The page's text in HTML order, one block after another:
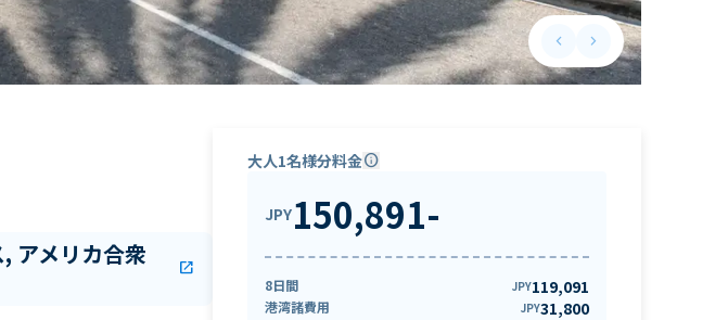
keyboard_arrow_leftPrevious slide
keyboard_arrow_rightNext slide
アメリカ合衆
open_in_new
大人1名様分料金info
JPY150,891-
8日間 JPY119,091
港湾諸費用 JPY31,800